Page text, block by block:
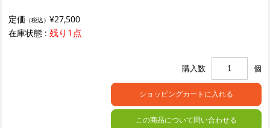
定価 （税込） ¥27,500
在庫状態 :残り1点
購入数 個
この商品について問い合わせる